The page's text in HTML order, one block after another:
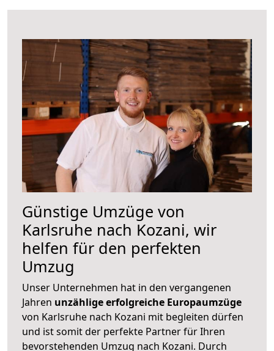
Günstige Umzüge von
Karlsruhe nach Kozani, wir
helfen für den perfekten
Umzug
Unser Unternehmen hat in den vergangenen
Jahren unzählige erfolgreiche Europaumzüge
von Karlsruhe nach Kozani mit begleiten dürfen
und ist somit der perfekte Partner für Ihren
bevorstehenden Umzug nach Kozani. Durch